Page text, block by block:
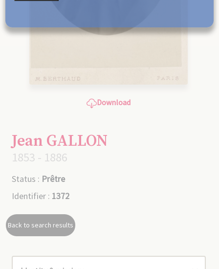
Download
Jean GALLON
1853 - 1886
Status : Prêtre
Identifier : 1372
Back to search results